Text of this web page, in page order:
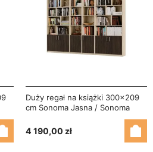
Duży regał na książki 300x209
cm Sonoma Jasna / Sonoma
4 190,00 zł